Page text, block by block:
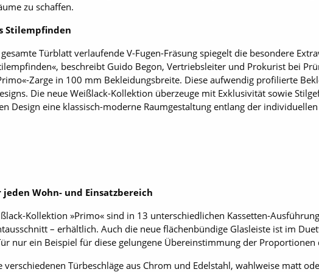
zu schaffen.
Stilempfinden
Türblatt verlaufende V-Fugen-Fräsung spiegelt die besondere
beschreibt Guido Begon, Vertriebsleiter und Prokurist bei
Zarge in 100 mm Bekleidungsbreite. Diese aufwendig profilierte
Die neue Weißlack-Kollektion überzeuge mit Exklusivität sowie
Design eine klassisch-moderne Raumgestaltung entlang der
Wohn- und Einsatzbereich
Kollektion »Primo« sind in 13 unterschiedlichen Kassetten-
– erhältlich. Auch die neue flächenbündige Glasleiste ist im
nur ein Beispiel für diese gelungene Übereinstimmung der Proportionen
Türbeschläge aus Chrom und Edelstahl, wahlweise matt